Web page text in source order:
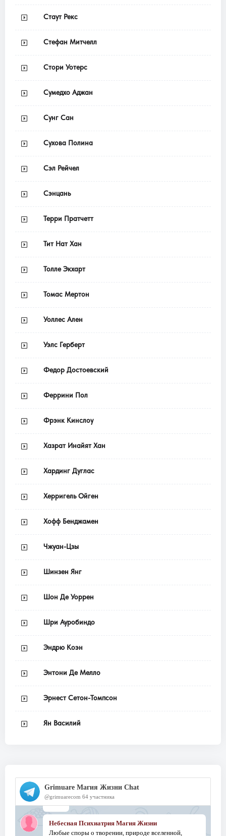
Стаут Рекс
Стефан Митчелл
Стори Уотерс
Сумедхо Аджан
Сунг Сан
Сухова Полина
Сэл Рейчел
Сэнцань
Терри Пратчетт
Тит Нат Хан
Толле Экхарт
Томас Мертон
Уоллес Ален
Уэлс Герберт
Федор Достоевский
Феррини Пол
Фрэнк Кинслоу
Хазрат Инайят Хан
Хардинг Дуглас
Херригель Ойген
Хофф Бенджамен
Чжуан-Цзы
Шинзен Янг
Шон Де Уоррен
Шри Ауробиндо
Эндрю Коэн
Энтони Де Мелло
Эрнест Сетон-Томпсон
Ян Василий